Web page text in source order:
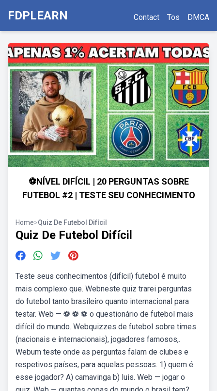
FDPLEARN Contact Tos DMCA
⚽NÍVEL DIFÍCIL | 20 PERGUNTAS SOBRE
FUTEBOL #2 | TESTE SEU CONHECIMENTO
Home>Quiz De Futebol Difícil
Quiz De Futebol Difícil
Teste seus conhecimentos (difícil) futebol é muito
mais complexo que. Webneste quiz trarei perguntas
do futebol tanto brasileiro quanto internacional para
testar. Web — ⚽️ ⚽️ ⚽️ o questionário de futebol mais
difícil do mundo. Webquizzes de futebol sobre times
(nacionais e internacionais), jogadores famosos,.
Webum teste onde as perguntas falam de clubes e
respetivos países, para aquelas pessoas. 1) quem é
esse jogador? A) camavinga b) luis. Web — jogar o